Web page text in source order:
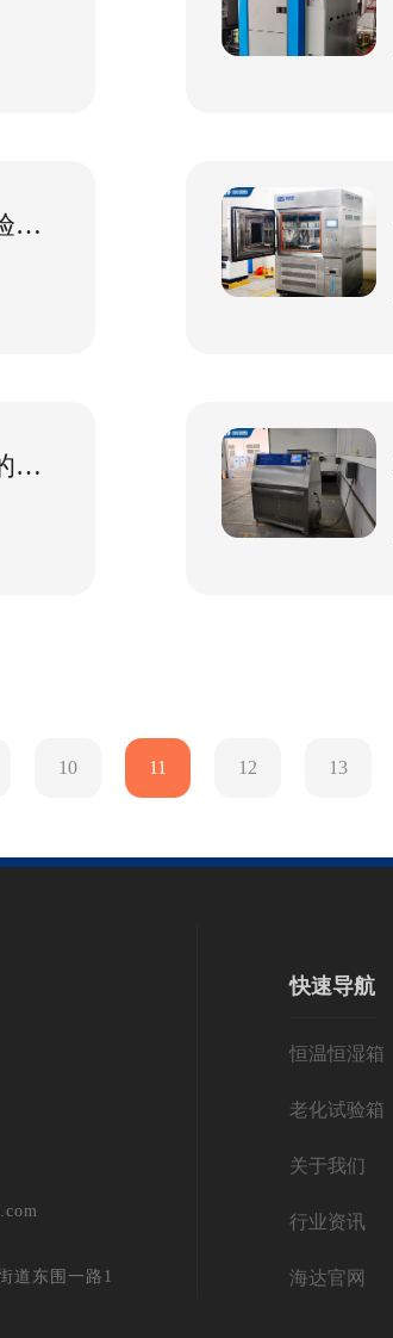
汽车配件用什么级别淋雨试验箱才行
塑料检测老化设备更换配件的流程
10 11 12 13
道东围一路1
快速导航
恒温恒湿箱
老化试验箱
关于我们
行业资讯
海达官网